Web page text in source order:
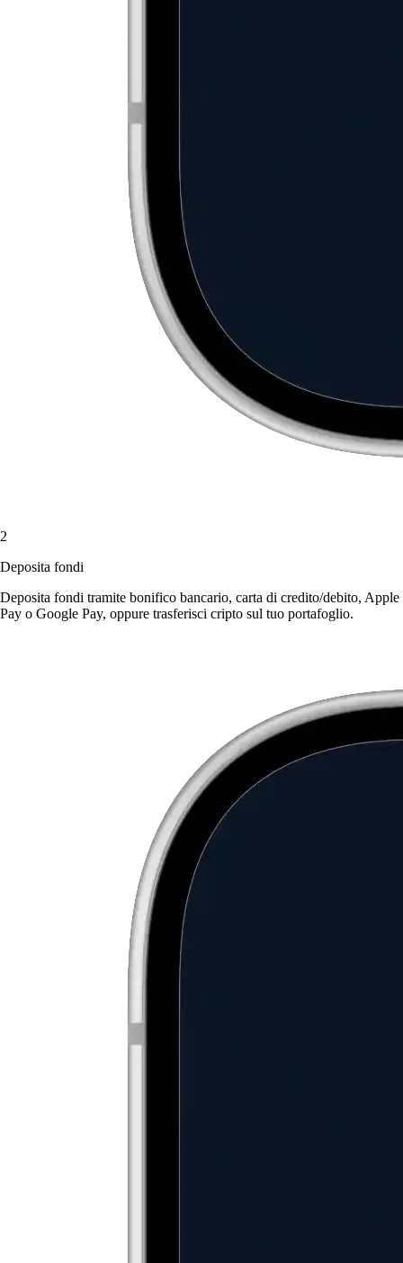
2
Deposita fondi
Deposita fondi tramite bonifico bancario, carta di credito/debito, Apple
Pay o Google Pay, oppure trasferisci cripto sul tuo portafoglio.